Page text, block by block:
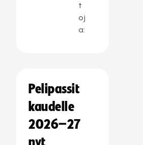
t
oj
a:
Pelipassit
kaudelle
2026–27